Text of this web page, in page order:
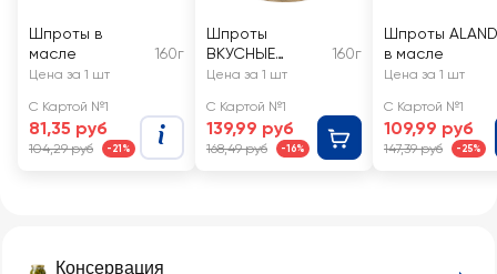
Консервация
Шпроты в
масле
160г
Цена за 1 шт
С Картой №1
81,35 руб
104,29 руб -21%
Шпроты
ВКУСНЫЕ
КОНСЕРВЫ в
160г
Цена за 1 шт
С Картой №1
139,99 руб
168,49 руб -16%
Шпроты ALAND
в масле
Цена за 1 шт
С Картой №1
109,99 руб
147,39 руб -25%